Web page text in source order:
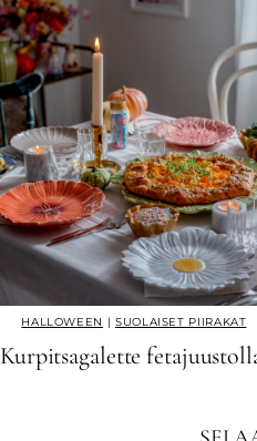
HALLOWEEN | SUOLAISET PIIRAKAT
Kurpitsagalette